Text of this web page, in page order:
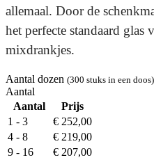
allemaal. Door de
het perfecte standaard glas
mixdrankjes.
Aantal dozen (300 stuks in een doos)
Aantal
Aantal
Prijs
1 - 3
€ 252,00
4 - 8
€ 219,00
9 - 16
€ 207,00